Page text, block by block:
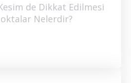
de Dikkat Edilmesi
Nelerdir?